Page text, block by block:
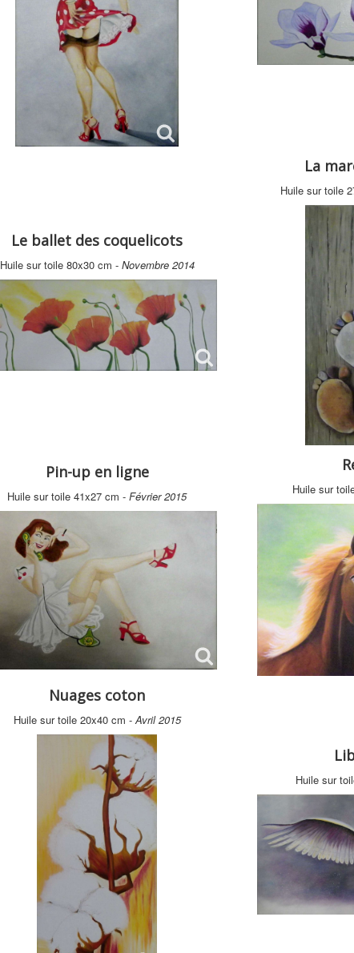
Le ballet des coquelicots
Huile sur toile 80x30 cm - Novembre 2014
La
Huile sur toile
Pin-up en ligne
Huile sur toile 41x27 cm - Février 2015 Huile sur
Nuages coton
Huile sur toile 20x40 cm -Avril 2015
Huile sur